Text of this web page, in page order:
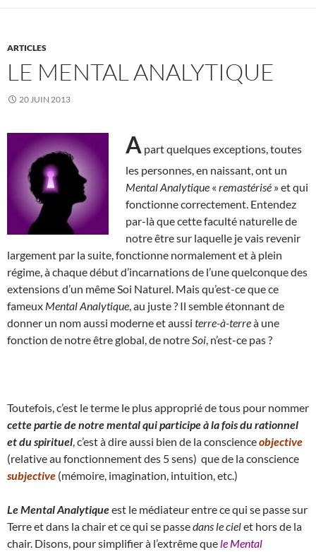
ARTICLES
LE MENTAL ANALYTIQUE
20 JUIN 2013
A part quelques exceptions, toutes
les personnes, en naissant, ont un
Mental Analytique « remastérisé » et qui
fonctionne correctement. Entendez
par-là que cette faculté naturelle de
notre être sur laquelle je vais revenir
largement par la suite, fonctionne normalement et à plein
régime, à chaque début d’incarnations de l’une quelconque des
extensions d’un même Soi Naturel. Mais qu’est-ce que ce
fameux Mental Analytique , au juste ? Il semble étonnant de
donner un nom aussi moderne et aussi terre-à-terreà une
fonction de notre être global, de notre Soi , n’est-ce pas ?
Toutefois, c’est le terme le plus approprié de tous pour nommer
cette partie de notre mental qui participe à la fois du rationnel
et du spirituel , c’est à dire aussi bien de la conscienceobjective
(relative au fonctionnement des 5 sens) que de la conscience
subjective (mémoire, imagination, intuition, etc.)
Le Mental Analytiqueest le médiateur entre ce qui se passe sur
Terre et dans la chair et ce qui se passedans le cielet hors de la
chair. Disons, pour simplifier à l’extrême que le Mental